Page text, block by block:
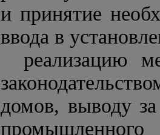
и принятие
ввода в
реализацию
домов, выводу